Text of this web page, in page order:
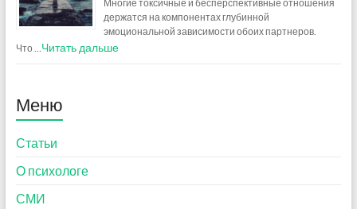
Многие токсичные и бесперспективные отношения
держатся на компонентах глубинной
эмоциональной зависимости обоих партнеров.
Что …Читать дальше
Меню
Статьи
О психологе
СМИ